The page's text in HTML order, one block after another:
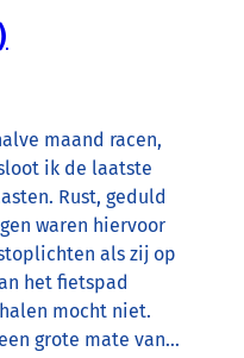
maand racen,
ik de laatste
Rust, geduld
waren hiervoor
als zij op
het fietspad
mocht niet.
grote mate van…